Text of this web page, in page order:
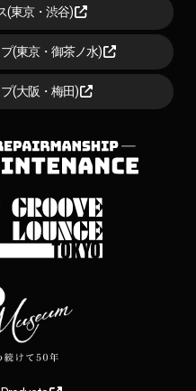
(東京・渋谷)
(東京・御茶ノ水)
(大阪・梅田)